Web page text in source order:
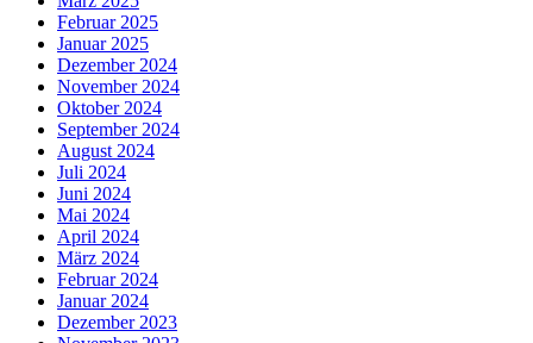
Februar 2025
Januar 2025
Dezember 2024
November 2024
Oktober 2024
September 2024
August 2024
Juli 2024
Juni 2024
Mai 2024
April 2024
März 2024
Februar 2024
Januar 2024
Dezember 2023